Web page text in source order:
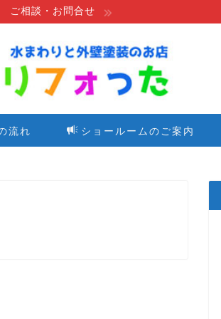
ご相談・お問合せ
流れ ショールームのご案内